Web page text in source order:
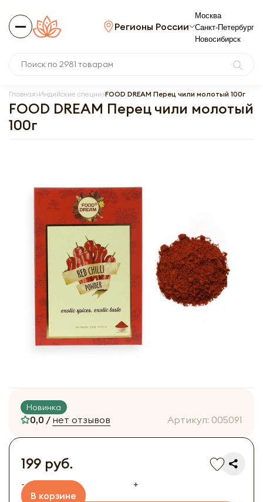
Регионы России
Москва
Санкт-Петербург
Новосибирск
Главная Индийские специи FOOD DREAM Перец чили молотый 100г
FOOD DREAM Перец чили молотый
100г
Новинка
0,0 / нет отзывов Артикул: 005091
199 руб.
-
+
В корзине